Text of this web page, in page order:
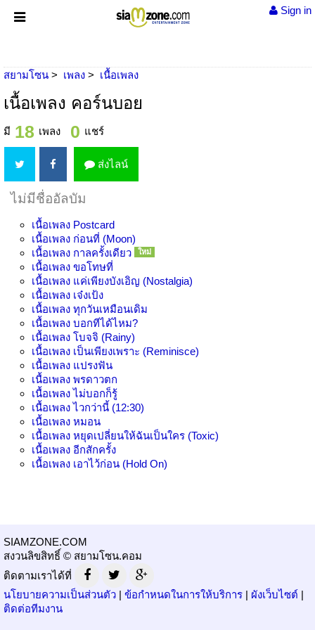
Sign in
สยามโซน เพลง เนื้อเพลง
เนื้อเพลง คอร์นบอย
มี 18 เพลง 0 แชร์
ส่งไลน์
ไม่มีชื่ออัลบัม
เนื้อเพลง Postcard
เนื้อเพลง ก่อนที่ (Moon)
เนื้อเพลง กาลครั้งเดียว ใหม่
เนื้อเพลง ขอโทษที่
เนื้อเพลง แค่เพียงบังเอิญ (Nostalgia)
เนื้อเพลง เจ๋งเป้ง
เนื้อเพลง ทุกวันเหมือนเดิม
เนื้อเพลง บอกทีได้ไหม?
เนื้อเพลง โบจจิ (Rainy)
เนื้อเพลง เป็นเพียงเพราะ (Reminisce)
เนื้อเพลง แปรงฟัน
เนื้อเพลง พรดาวตก
เนื้อเพลงไม่บอกก็รู้
เนื้อเพลงไวกว่านี้ (12:30)
เนื้อเพลง หมอน
เนื้อเพลง หยุดเปลี่ยนให้ฉันเป็นใคร (Toxic)
เนื้อเพลง อีกสักครั้ง
เนื้อเพลง เอาไว้ก่อน (Hold On)
SIAMZONE.COM
สงวนลิขสิทธิ์ © สยามโซน.คอม
ติดตามเราได้ที่
นโยบายความเป็นส่วนตัว | ข้อกำหนดในการให้บริการ | ผังเว็บไซต์ |
ติดต่อทีมงาน